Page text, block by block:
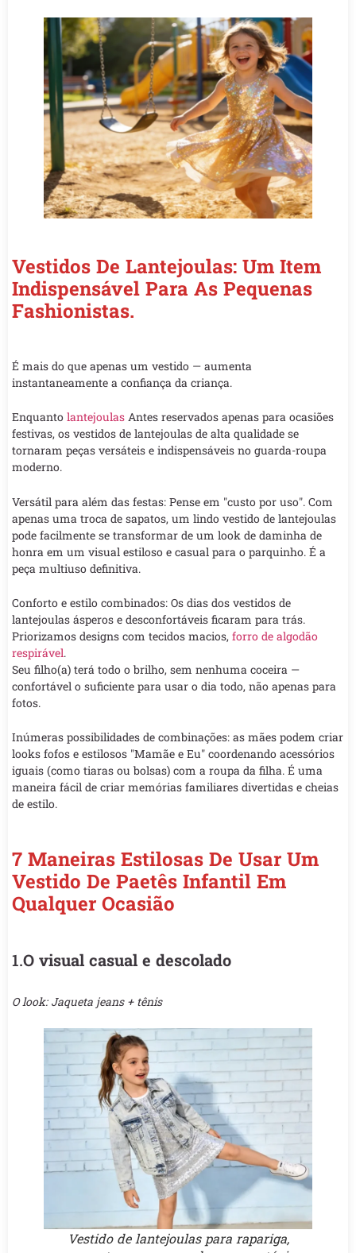
Vestidos De Lantejoulas: Um Item
Indispensável Para As Pequenas
Fashionistas.
É mais do que apenas um vestido — aumenta
instantaneamente a confiança da criança.
Enquanto lantejoulas Antes reservados apenas para ocasiões
festivas, os vestidos de lantejoulas de alta qualidade se
tornaram peças versáteis e indispensáveis no guarda-roupa
moderno.
Versátil para além das festas: Pense em "custo por uso". Com
apenas uma troca de sapatos, um lindo vestido de lantejoulas
pode facilmente se transformar de um look de daminha de
honra em um visual estiloso e casual para o parquinho. É a
peça multiuso definitiva.
Conforto e estilo combinados: Os dias dos vestidos de
lantejoulas ásperos e desconfortáveis ficaram para trás.
Priorizamos designs com tecidos macios, forro de algodão
respirável.
Seu filho(a) terá todo o brilho, sem nenhuma coceira —
confortável o suficiente para usar o dia todo, não apenas para
fotos.
Inúmeras possibilidades de combinações: as mães podem criar
looks fofos e estilosos "Mamãe e Eu" coordenando acessórios
iguais (como tiaras ou bolsas) com a roupa da filha. É uma
maneira fácil de criar memórias familiares divertidas e cheias
de estilo.
7 Maneiras Estilosas De Usar Um
Vestido De Paetês Infantil Em
Qualquer Ocasião
1.O visual casual e descolado
O look: Jaqueta jeans + tênis
Vestido de lantejoulas para rapariga,